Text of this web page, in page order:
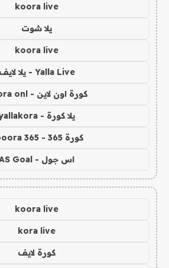
koora live
يلا شوت
koora live
Yalla Live - يلا لايف
كورة اون لاين - koora onl
يلا كورة - yallakora
كورة 365 - kooora 365
اس جول - AS Goal
koora live
kora live
كورة لايف